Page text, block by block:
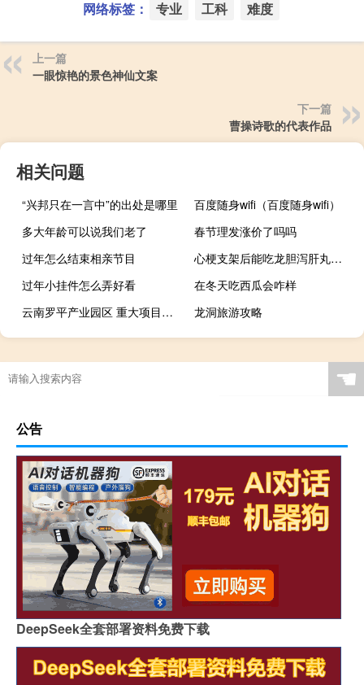
网络标签： 专业 工科 难度
上一篇
一眼惊艳的景色神仙文案
下一篇
曹操诗歌的代表作品
相关问题
“兴邦只在一言中”的出处是哪里
百度随身wifi（百度随身wifi）
多大年龄可以说我们老了
春节理发涨价了吗吗
过年怎么结束相亲节目
心梗支架后能吃龙胆泻肝丸吗（心梗支架后能活多久）
过年小挂件怎么弄好看
在冬天吃西瓜会咋样
云南罗平产业园区 重大项目支撑生物资源加工产业集群强势崛起 到底什么情况嘞
龙洞旅游攻略
☚
公告
DeepSeek全套部署资料免费下载